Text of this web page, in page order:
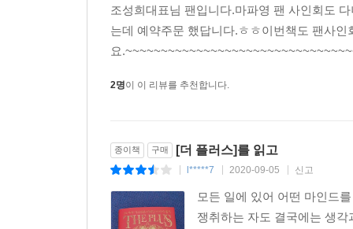
조성희대표님 팬입니다.마파영 팬 사인회도
는데 예약주문 했답니다.ㅎㅎ이번책도 팬사
요
2명이 이 리뷰를 추천합니다.
종이책 구매 [더 플러스]를 읽고
l*****7 2020-09-05 신고
모든 일에 있어 어떤 마인드
쟁취하는 자도 결국에는 생